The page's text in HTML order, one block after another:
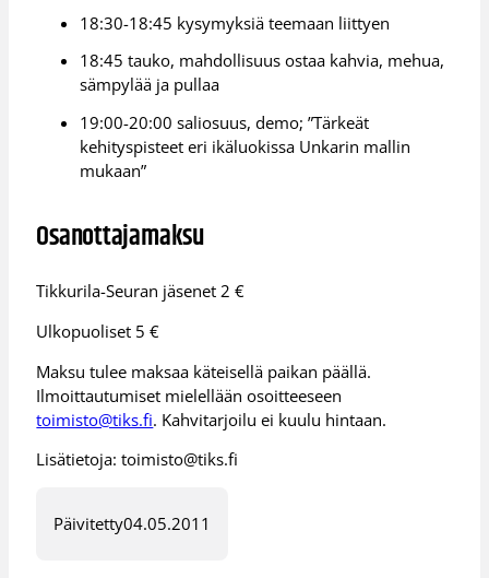
18:30-18:45 kysymyksiä teemaan liittyen
18:45 tauko, mahdollisuus ostaa kahvia, mehua,
sämpylää ja pullaa
19:00-20:00 saliosuus, demo; ”Tärkeät
kehityspisteet eri ikäluokissa Unkarin mallin
mukaan”
Osanottajamaksu
Tikkurila-Seuran jäsenet 2 €
Ulkopuoliset 5 €
Maksu tulee maksaa käteisellä paikan päällä.
Ilmoittautumiset mielellään osoitteeseen
toimisto@tiks.fi. Kahvitarjoilu ei kuulu hintaan.
Lisätietoja: toimisto@tiks.fi
Päivitetty04.05.2011